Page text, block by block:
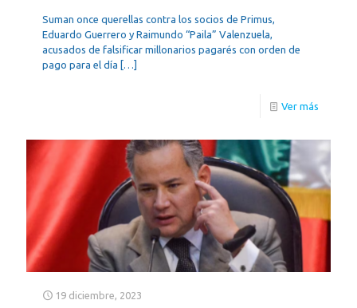
Suman once querellas contra los socios de Primus,
Eduardo Guerrero y Raimundo “Paila” Valenzuela,
acusados de falsificar millonarios pagarés con orden de
pago para el día […]
Ver más
19 diciembre, 2023